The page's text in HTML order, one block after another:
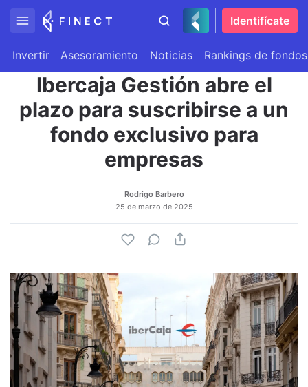
Identifícate
Invertir Asesoramiento Noticias Rankings de fondos
Ibercaja Gestión abre el
plazo para suscribirse a un
fondo exclusivo para
empresas
Rodrigo Barbero
25 de marzo de 2025